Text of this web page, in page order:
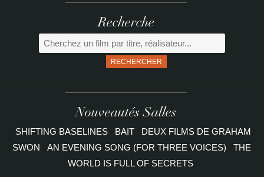
Recherche
RECHERCHER
Nouveautés Salles
SHIFTING BASELINES BAIT
DEUX FILMS DE GRAHAM
SWON
AN EVENING SONG (FOR THREE VOICES)
THE
WORLD IS FULL OF SECRETS